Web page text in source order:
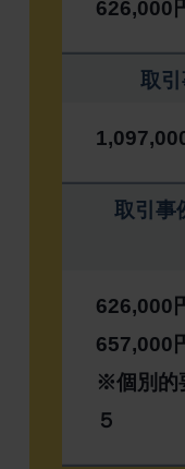
626,000
取
取引事
626,000
657,000
※個別的
５